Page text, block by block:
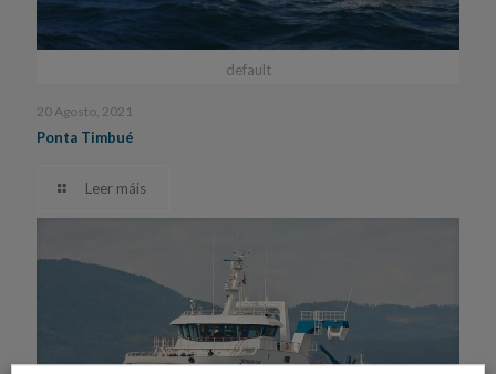
default
20 Agosto, 2021
Ponta Timbué
Leer máis